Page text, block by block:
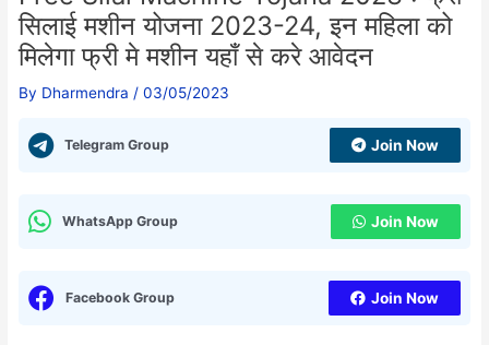
सिलाई मशीन योजना 2023-24, इन महिला को
मिलेगा फ्री मे मशीन यहाँ से करे आवेदन
By Dharmendra /03/05/2023
Telegram Group Join Now
WhatsApp Group Join Now
Facebook Group Join Now